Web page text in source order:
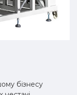
бізнесу